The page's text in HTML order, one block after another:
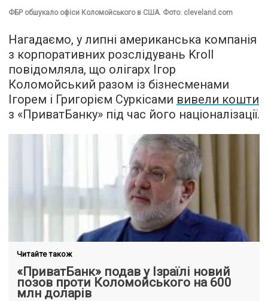
ФБР обшукало офіси Коломойського в США. Фото: cleveland.com
Нагадаємо, у липні американська компанія
з корпоративних розслідувань Kroll
повідомляла, що олігарх Ігор
Коломойський разом із бізнесменами
Ігорем і Григорієм Суркісами вивели кошти
з «ПриватБанку» під час його націоналізації.
Читайте також
«ПриватБанк» подав у Ізраїлі новий
позов проти Коломойського на 600
млн доларів